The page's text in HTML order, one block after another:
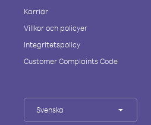
Karriär
Villkor och policyer
Integritetspolicy
Customer Complaints Code
Svenska